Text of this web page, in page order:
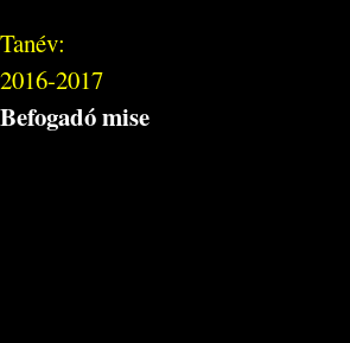
Tanév:
2016-2017
Befogadó mise